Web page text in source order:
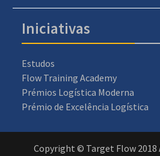
Iniciativas
Estudos
Flow Training Academy
Prémios Logística Moderna
Prémio de Excelência Logística
Copyright © Target Flow 2018